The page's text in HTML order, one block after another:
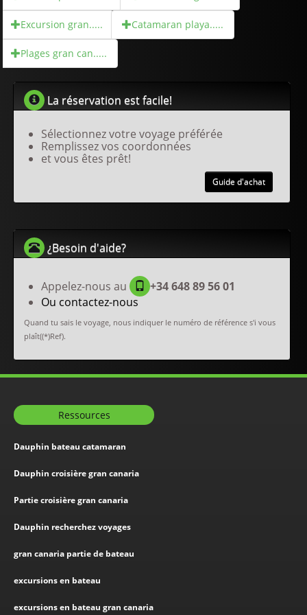
Excursion gran..... Catamaran playa.....
Plages gran can.....
La réservation est facile!
Sélectionnez votre voyage préférée
Remplissez vos coordonnées
et vous êtes prêt!
Guide d'achat
¿Besoin d'aide?
Appelez-nous au
+34 648 89 56 01
Ou contactez-nous
Quand tu sais le voyage, nous indiquer le numéro de référence s'i vous
plaît((*)Ref).
Ressources
Dauphin bateau catamaran
Dauphin croisière gran canaria
Partie croisière gran canaria
Dauphin recherchez voyages
gran canaria partie de bateau
excursions en bateau
excursions en bateau gran canaria